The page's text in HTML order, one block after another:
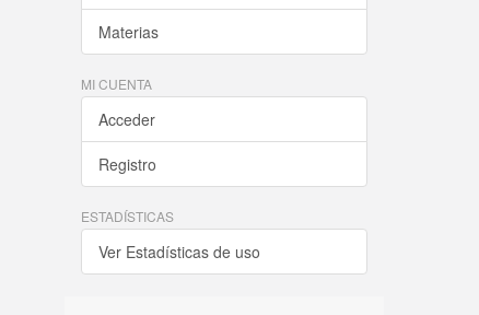
Materias
MI CUENTA
Acceder
Registro
ESTADÍSTICAS
Ver Estadísticas de uso